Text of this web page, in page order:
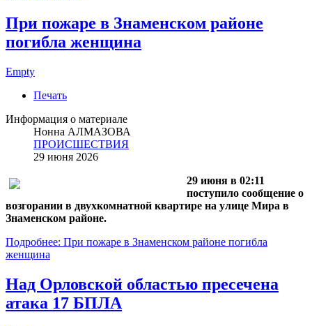
При пожаре в Знаменском районе
погибла женщина
Empty
Печать
Информация о материале
Нонна АЛМАЗОВА
ПРОИСШЕСТВИЯ
29 июня 2026
29 июня в 02:11
поступило сообщение о
возгорании в двухкомнатной квартире на улице Мира в
Знаменском районе.
Подробнее: При пожаре в Знаменском районе погибла
женщина
Над Орловской областью пресечена
атака 17 БПЛА